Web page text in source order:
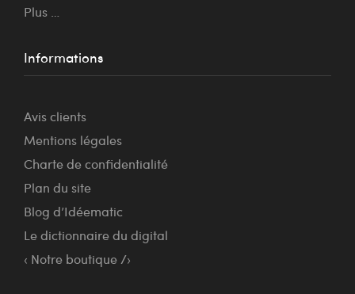
Plus …
Informations
Avis clients
Mentions légales
Charte de confidentialité
Plan du site
Blog d’Idéematic
Le dictionnaire du digital
‹ Notre boutique /›